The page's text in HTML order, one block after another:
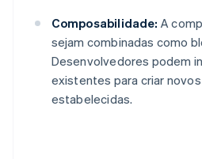
Composabilidade: A
sejam combinadas como
Desenvolvedores podem
existentes para criar
estabelecidas.